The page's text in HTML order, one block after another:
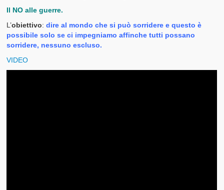
Il NO alle guerre.
L’obiettivo:dire al mondo che si può sorridere e questo è
possibile solo se ci impegniamo affinche tutti possano
sorridere, nessuno escluso.
VIDEO